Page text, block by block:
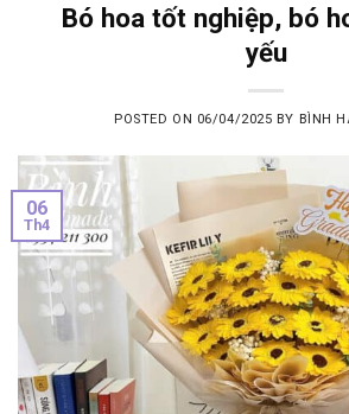
Bó hoa tốt nghiệp, bó
yếu
POSTED ON 06/04/2025 BY BÌNH
06
Th4